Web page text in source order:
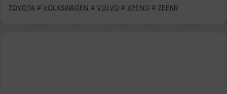
TOYOTA # VOLKSWAGEN # VOLVO # XPENG # ZEEKR